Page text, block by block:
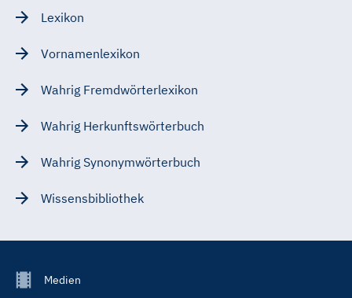
Lexikon
Vornamenlexikon
Wahrig Fremdwörterlexikon
Wahrig Herkunftswörterbuch
Wahrig Synonymwörterbuch
Wissensbibliothek
FooterMedien